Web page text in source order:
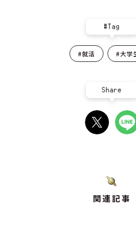
#Tag
#就活 #大学
Share
関連記事